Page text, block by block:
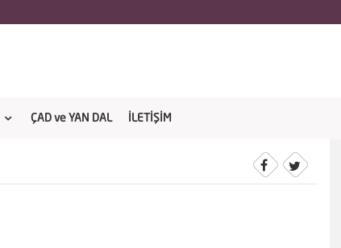
ÇAD ve YAN DAL İLETİŞİM